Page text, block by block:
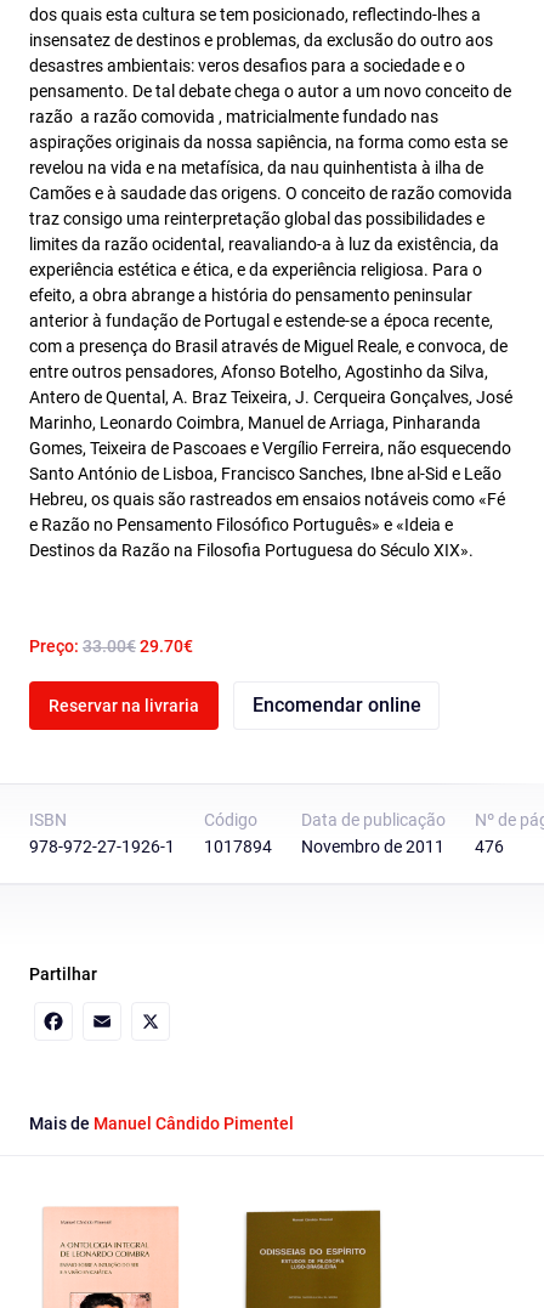
dos quais esta cultura se tem posicionado, reflectindo-lhes a
insensatez de destinos e problemas, da exclusão do outro aos
desastres ambientais: veros desafios para a sociedade e o
pensamento. De tal debate chega o autor a um novo conceito de
razão  a razão comovida , matricialmente fundado nas
aspirações originais da nossa sapiência, na forma como esta se
revelou na vida e na metafísica, da nau quinhentista à ilha de
Camões e à saudade das origens. O conceito de razão comovida
traz consigo uma reinterpretação global das possibilidades e
limites da razão ocidental, reavaliando-a à luz da existência, da
experiência estética e ética, e da experiência religiosa. Para o
efeito, a obra abrange a história do pensamento peninsular
anterior à fundação de Portugal e estende-se a época recente,
com a presença do Brasil através de Miguel Reale, e convoca, de
entre outros pensadores, Afonso Botelho, Agostinho da Silva,
Antero de Quental, A. Braz Teixeira, J. Cerqueira Gonçalves, José
Marinho, Leonardo Coimbra, Manuel de Arriaga, Pinharanda
Gomes, Teixeira de Pascoaes e Vergílio Ferreira, não esquecendo
Santo António de Lisboa, Francisco Sanches, Ibne al‑Sid e Leão
Hebreu, os quais são rastreados em ensaios notáveis como «Fé
e Razão no Pensamento Filosófico Português» e «Ideia e
Destinos da Razão na Filosofia Portuguesa do Século XIX».
Preço: 33.00€29.70€
Reservar na livraria Encomendar online
ISBN
978-972-27-1926-1
Código
1017894
Data de publicação
Novembro de 2011
Nº de
476
Partilhar
Mais de Manuel Cândido Pimentel